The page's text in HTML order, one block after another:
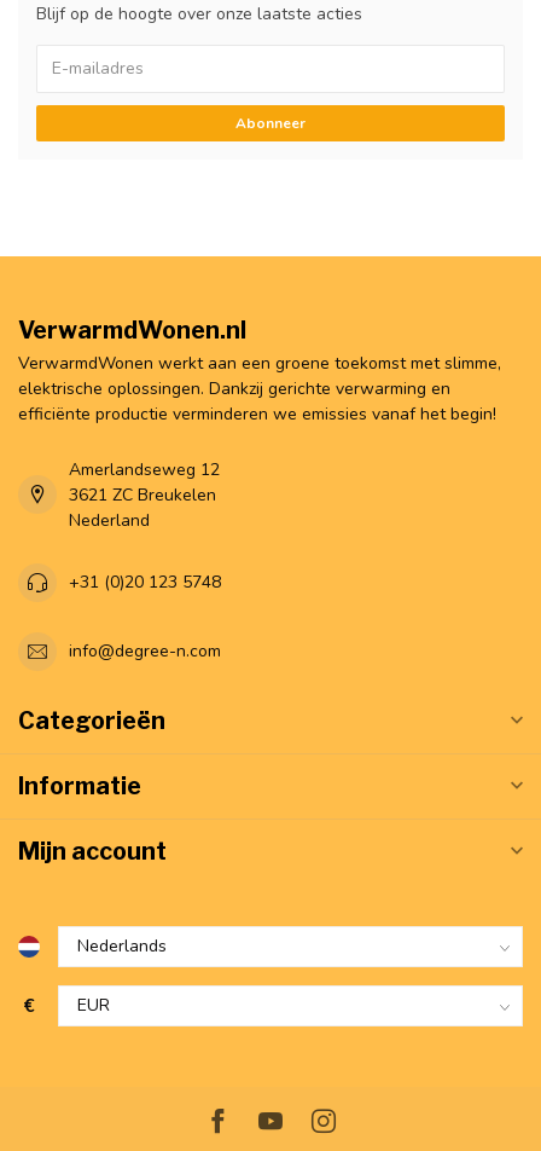
Blijf op de hoogte over onze laatste acties
Abonneer
VerwarmdWonen.nl
VerwarmdWonen werkt aan een groene toekomst met slimme,
elektrische oplossingen. Dankzij gerichte verwarming en
efficiënte productie verminderen we emissies vanaf het begin!
Amerlandseweg 12
3621 ZC Breukelen
Nederland
+31 (0)20 123 5748
info@degree-n.com
Categorieën
Informatie
Mijn account
€